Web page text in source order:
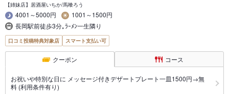
【姉妹店】居酒屋いちか/馬喰ろう
4001～5000円
1001～1500円
長岡駅前徒歩3分｡ﾗｰﾒﾝ一生隣り
口コミ投稿特典対象店 スマート支払い可
クーポン コース
お祝いや特別な日に メッセージ付きデザートプレート一皿1500円→無
料 (利用条件有り)